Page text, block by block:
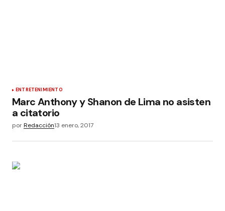
ENTRETENIMIENTO
Marc Anthony y Shanon de Lima no asisten
a citatorio
porRedacción13 enero, 2017